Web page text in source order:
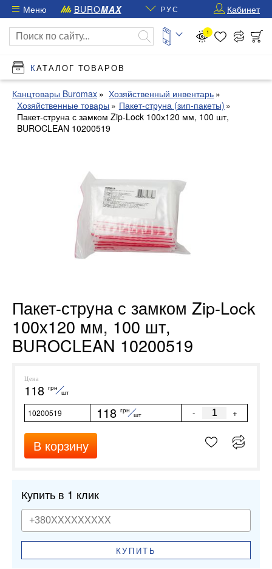
Меню BUROMAX РУС Кабинет
1
КАТАЛОГ ТОВАРОВ
Канцтовары Buromax
Хозяйственный инвентарь
Хозяйственные товары
Пакет-струна (зип-пакеты)
Пакет-струна с замком Zip-Lock 100х120 мм, 100 шт,
BUROCLEAN 10200519
Пакет-струна с замком Zip-Lock
100х120 мм, 100 шт,
BUROCLEAN 10200519
Цена
118 грн
шт
10200519 118 грн
шт - +
В корзину
Купить в 1 клик
КУПИТЬ